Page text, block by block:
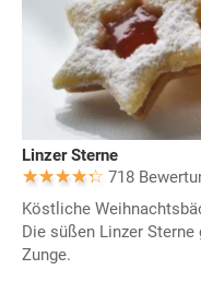
Linzer Sterne
718
Köstliche
Die süßen Linzer
Zunge.